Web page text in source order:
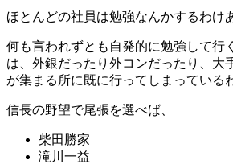
ほとんどの社員は勉強なんかするわけ
何も言われずとも自発的に勉強して行
は、外銀だったり外コンだったり、大
が集まる所に既に行ってしまっている
信長の野望で尾張を選べば、
柴田勝家
滝川一益